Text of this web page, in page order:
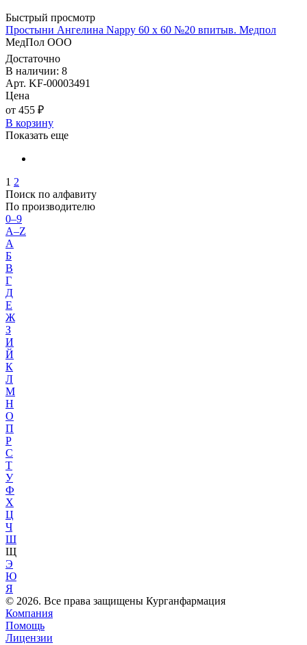
Быстрый просмотр
Простыни Ангелина Nappy 60 х 60 №20 впитыв. Медпол
МедПол ООО
Достаточно
В наличии: 8
Арт. KF-00003491
Цена
от 455 ₽
В корзину
Показать еще
1 2
Поиск по алфавиту
По производителю
0–9
A–Z
А
Б
В
Г
Д
Е
Ж
З
И
Й
К
Л
М
Н
О
П
Р
С
Т
У
Ф
Х
Ц
Ч
Ш
Щ
Э
Ю
Я
© 2026. Все права защищены Курганфармация
Компания
Помощь
Лицензии